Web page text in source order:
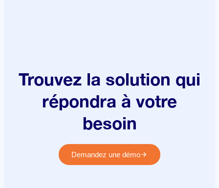
Trouvez la solution qui
répondra à votre
besoin
Demandez une démo